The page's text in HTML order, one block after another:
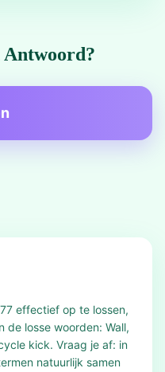
effectief op te lossen,
de losse woorden: Wall,
kick. Vraag je af: in
natuurlijk samen